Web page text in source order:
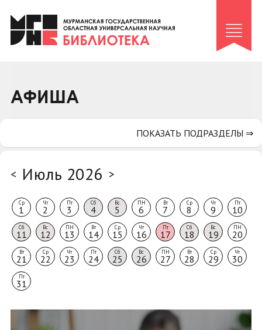
Клуб «Гиря и сельдерей»
Клуб «Семейный архив»
Коллегам
АФИША
< Июль 2026 >
Ср
1
Чт
2
Пт
3
Сб
4
Вс
5
ПН
6
Вт
7
Ср
8
Чт
9
Пт
10
Сб
11
Вс
12
ПН
13
Вт
14
Ср
15
Чт
16
Пт
17
Сб
18
Вс
19
ПН
20
Вт
21
Ср
22
Чт
23
Пт
24
Сб
25
Вс
26
ПН
27
Вт
28
Ср
29
Чт
30
Пт
31
ПОКАЗАТЬ ПОДРАЗДЕЛЫ ⇒